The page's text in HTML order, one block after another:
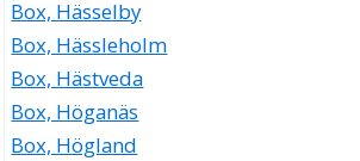
Box, Hässelby
Box, Hässleholm
Box, Hästveda
Box, Höganäs
Box, Högland